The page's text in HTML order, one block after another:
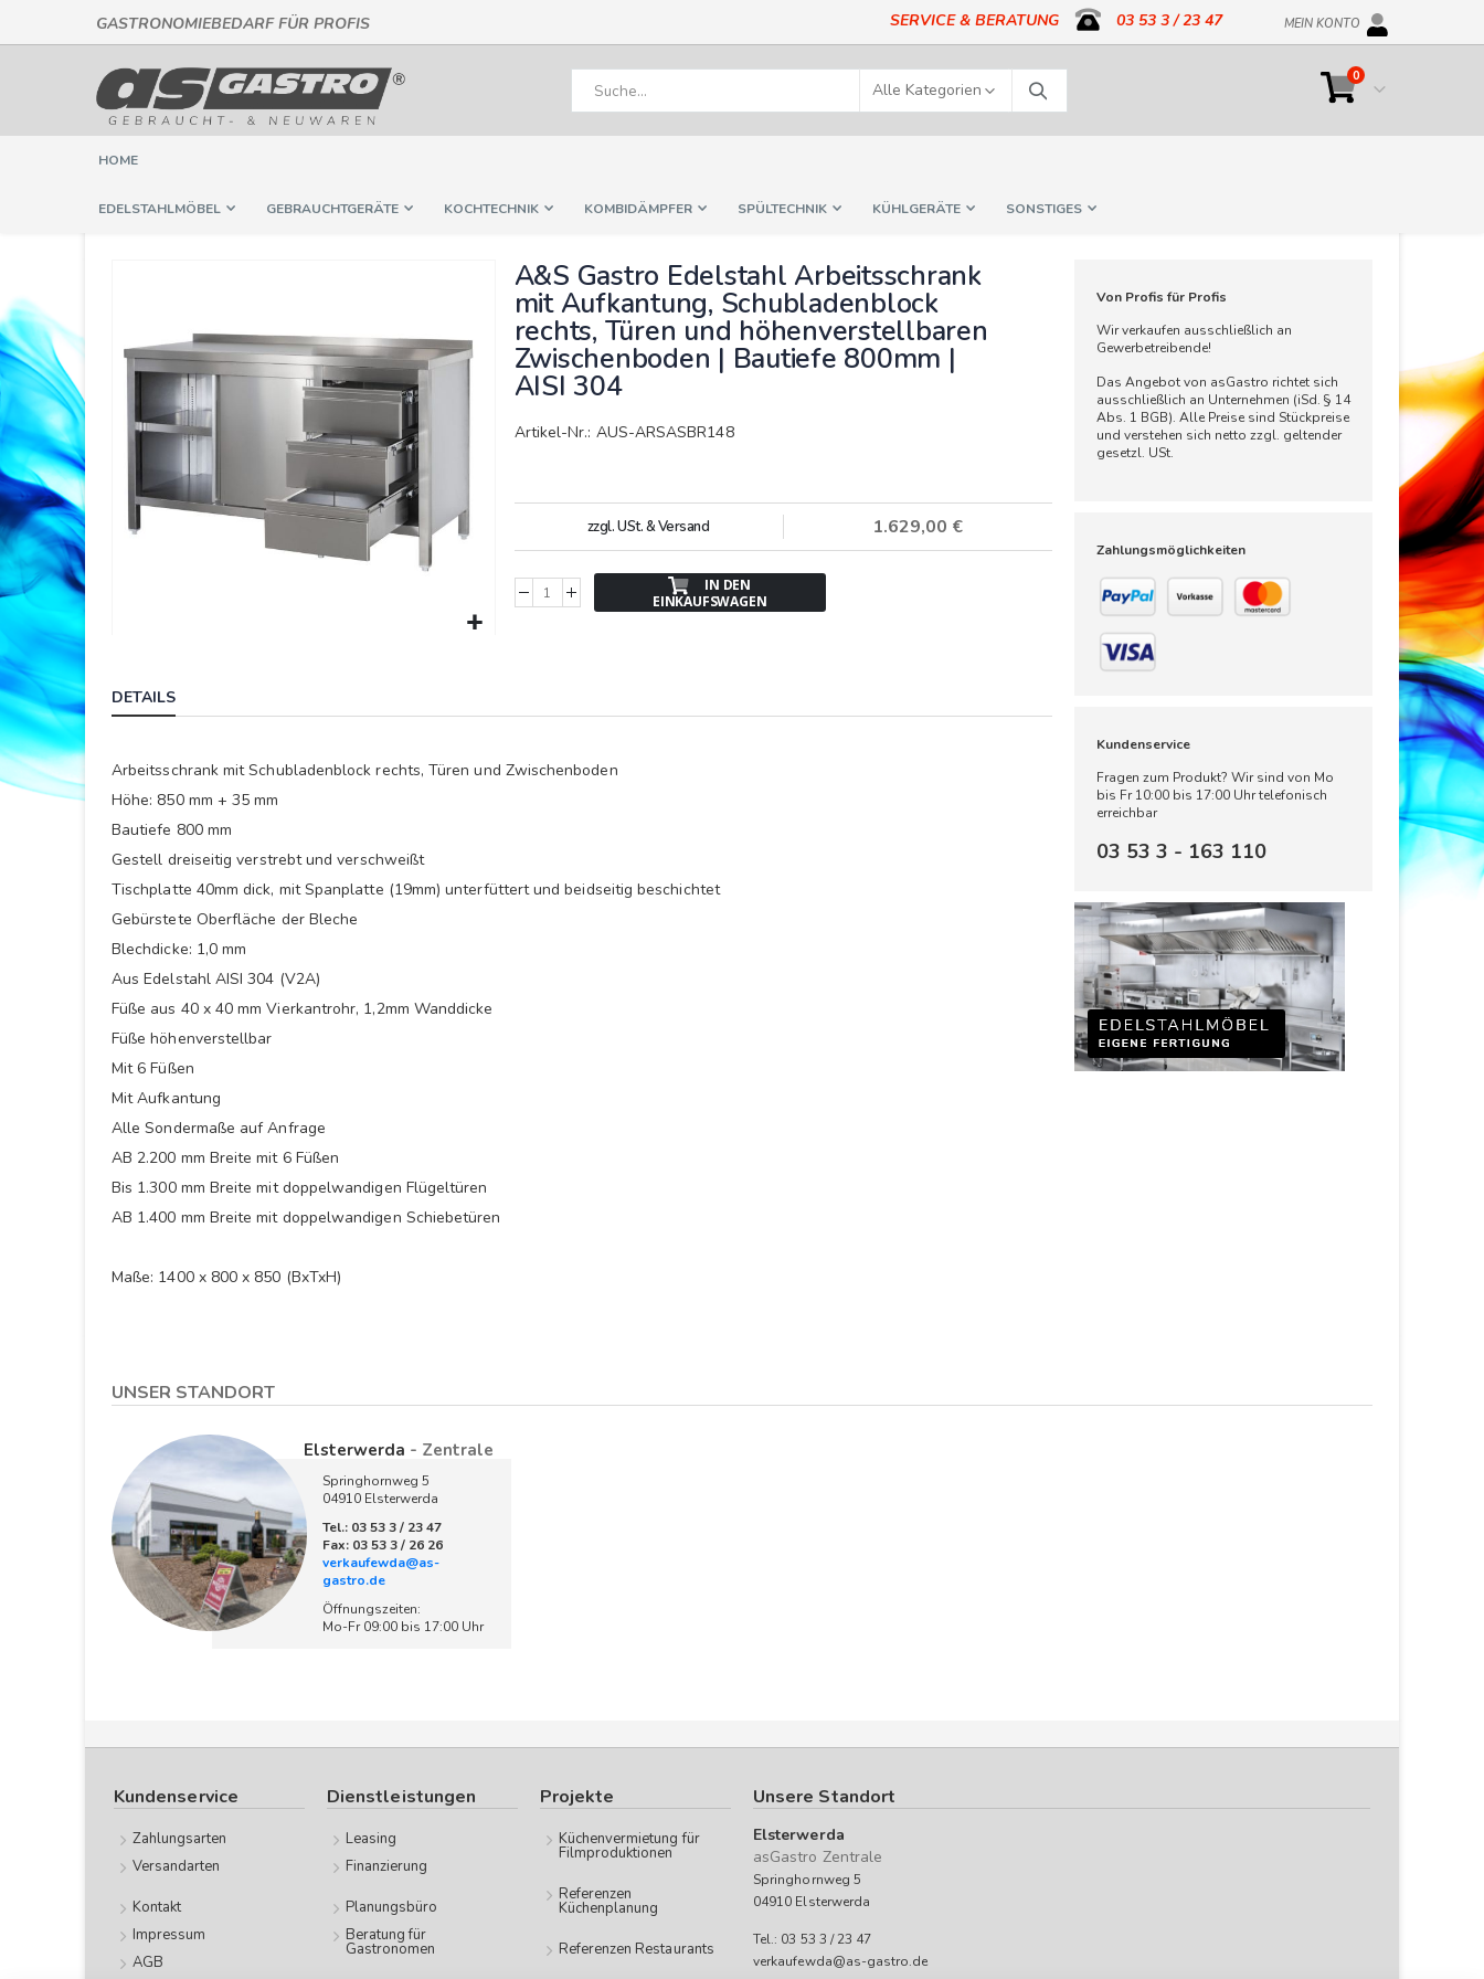
GASTRONOMIEBEDARF FÜR PROFIS
zum
Inhalt
SERVICE & BERATUNG 03 53 3 / 23 47 MEIN KONTO
Cart
0Artikel
Suche
HOME
EDELSTAHLMÖBEL GEBRAUCHTGERÄTE KOCHTECHNIK KOMBIDÄMPFER SPÜLTECHNIK KÜHLGERÄTE SONSTIGES
der
Bildergalerie
Anfang
A&S Gastro Edelstahl Arbeitsschrank
mit Aufkantung, Schubladenblock
rechts, Türen und höhenverstellbaren
Zwischenboden | Bautiefe 800mm |
AISI 304
Artikel-Nr.: AUS-ARSASBR148
1.629,00 €
zzgl. USt. & Versand
IN DEN
EINKAUFSWAGEN
DETAILS
Arbeitsschrank mit Schubladenblock rechts, Türen und Zwischenboden
Höhe: 850 mm + 35 mm
Bautiefe 800 mm
Gestell dreiseitig verstrebt und verschweißt
Tischplatte 40mm dick, mit Spanplatte (19mm) unterfüttert und beidseitig beschichtet
Gebürstete Oberfläche der Bleche
Blechdicke: 1,0 mm
Aus Edelstahl AISI 304 (V2A)
Füße aus 40 x 40 mm Vierkantrohr, 1,2mm Wanddicke
Füße höhenverstellbar
Mit 6 Füßen
Mit Aufkantung
Alle Sondermaße auf Anfrage
AB 2.200 mm Breite mit 6 Füßen
Bis 1.300 mm Breite mit doppelwandigen Flügeltüren
AB 1.400 mm Breite mit doppelwandigen Schiebetüren
Maße: 1400 x 800 x 850 (BxTxH)
Von Profis für Profis
Wir verkaufen ausschließlich an
Gewerbetreibende!
Das Angebot von asGastro richtet sich
ausschließlich an Unternehmen (iSd. § 14
Abs. 1 BGB). Alle Preise sind Stückpreise
und verstehen sich netto zzgl. geltender
gesetzl. USt.
Zahlungsmöglichkeiten
Kundenservice
Fragen zum Produkt? Wir sind von Mo
bis Fr 10:00 bis 17:00 Uhr telefonisch
erreichbar
03 53 3 - 163 110
UNSER STANDORT
Elsterwerda - Zentrale
Springhornweg 5
04910 Elsterwerda
Tel.: 03 53 3 / 23 47
Fax: 03 53 3 / 26 26
verkaufewda@as-
gastro.de
Öffnungszeiten:
Mo-Fr 09:00 bis 17:00 Uhr
Kundenservice
Zahlungsarten
Versandarten
Kontakt
Impressum
AGB
Dienstleistungen
Leasing
Finanzierung
Planungsbüro
Beratung für
Gastronomen
Projekte
Küchenvermietung für
Filmproduktionen
Referenzen
Küchenplanung
Referenzen Restaurants
Unsere Standort
Elsterwerda
asGastro Zentrale
Springhornweg 5
04910 Elsterwerda
Tel.: 03 53 3 / 23 47
verkaufewda@as-gastro.de